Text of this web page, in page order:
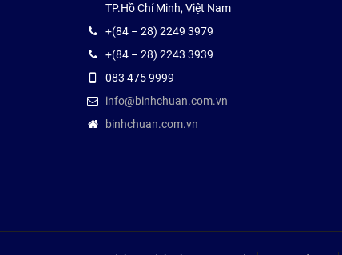
TP.Hồ Chí Minh, Việt Nam
+(84 – 28) 2249 3979
+(84 – 28) 2243 3939
083 475 9999
info@binhchuan.com.vn
binhchuan.com.vn